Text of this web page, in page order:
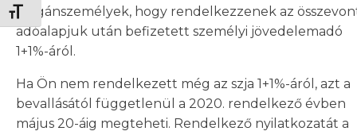
Betűméret váltása
magánszemélyek, hogy rendelkezzenek az
adóalapjuk után befizetett személyi jövedelemadó
1+1%-áról.
Ha Ön nem rendelkezett még az szja 1+1%-áról, azt a
bevallásától függetlenül a 2020. rendelkező évben
május 20-áig megteheti. Rendelkező nyilatkozatát a